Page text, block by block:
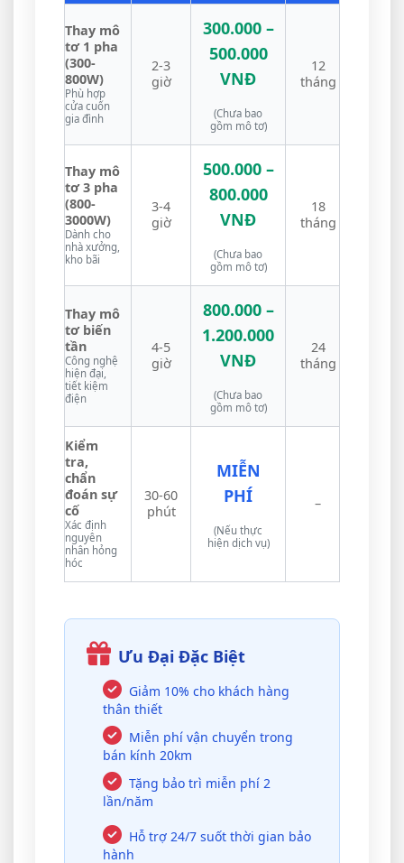
Thay mô
tơ 1 pha
(300-
800W)
Phù hợp
cửa cuốn
gia đình
2-3
giờ
300.000 –
500.000
VNĐ
(Chưa bao
gồm mô tơ)
12
tháng
Thay mô
tơ 3 pha
(800-
3000W)
Dành cho
nhà xưởng,
kho bãi
3-4
giờ
500.000 –
800.000
VNĐ
(Chưa bao
gồm mô tơ)
18
tháng
Thay mô
tơ biến
tần
Công nghệ
hiện đại,
tiết kiệm
điện
4-5
giờ
800.000 –
1.200.000
VNĐ
(Chưa bao
gồm mô tơ)
24
tháng
Kiểm
tra,
chẩn
đoán sự
cố
Xác định
nguyên
nhân hỏng
hóc
30-60
phút
MIỄN
PHÍ
(Nếu thực
hiện dịch vụ)
–
Ưu Đại Đặc Biệt
Giảm 10% cho khách hàng
thân thiết
Miễn phí vận chuyển trong
bán kính 20km
Tặng bảo trì miễn phí 2
lần/năm
Hỗ trợ 24/7 suốt thời gian bảo
hành